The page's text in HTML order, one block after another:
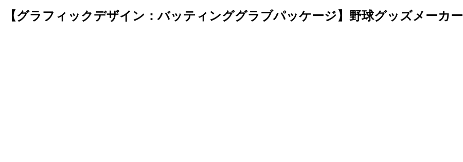
【グラフィックデザイン：バッティンググラブパッケージ】野球グッズメーカー